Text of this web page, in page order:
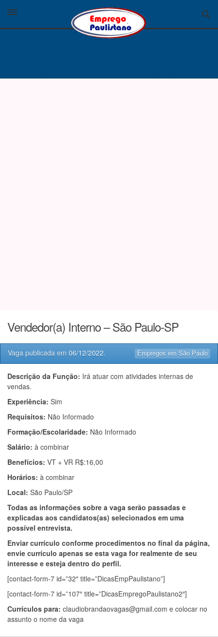
Vendedor(a) Interno – São Paulo-SP
Empregos em São Paulo
Vaga publicada em 06/12/2022.
Descrição da Função: Irá atuar com atividades internas de
vendas.
Experiência: Sim
Requisitos: Não Informado
Formação/Escolaridade: Não Informado
Salário: à combinar
Benefícios: VT + VR R$:16,00
Horários: à combinar
Local: São Paulo/SP
Todas as informações sobre a vaga serão passadas e
explicadas aos candidatos(as) selecionados em uma
possível entrevista.
Enviar currículo conforme procedimentos no final da página,
envie currículo apenas se esta vaga for realmente de seu
interesse e esteja dentro do perfil.
[contact-form-7 id=”32″ title=”DicasEmpPaulistano”]
[contact-form-7 id=”107″ title=”DicasEmpregoPaulistano2″]
Currículos para: claudiobrandaovagas@gmail.com e colocar no
assunto o nome da vaga